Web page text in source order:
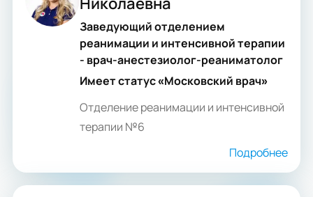
Заведующий отделением
реанимации и интенсивной терапии
- врач-анестезиолог-реаниматолог
Имеет статус «Московский врач»
Отделение реанимации и интенсивной
терапии №6
Подробнее